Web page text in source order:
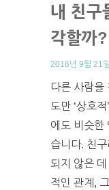
내 친구
각할까?
2016년 9월 21
다른 사람을
도만 ‘상호
에도 비슷한
습니다. 친
되지 않은
적인 관계,